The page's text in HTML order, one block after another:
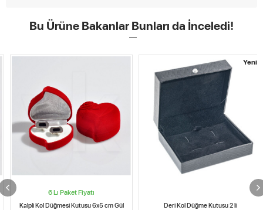
Bu Ürüne Bakanlar Bunları da İnceledi!
6 Lı Paket Fiyatı
Kalpli Kol Düğmesi Kutusu 6x5 cm Gül
Yeni
Deri Kol Düğme Kutusu 2 li